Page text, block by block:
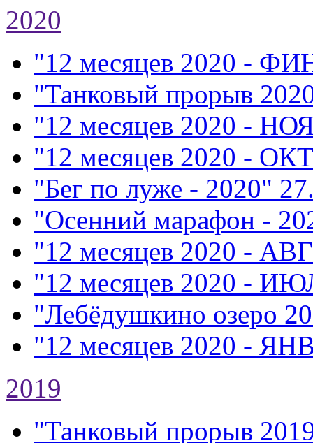
2020
"12 месяцев 2020 -
"Танковый прорыв
"12 месяцев 2020 -
"12 месяцев 2020 -
"Бег по луже - 2020"
"Осенний марафон -
"12 месяцев 2020 -
"12 месяцев 2020 -
"Лебёдушкино озеро
"12 месяцев 2020 -
2019
"Танковый прорыв